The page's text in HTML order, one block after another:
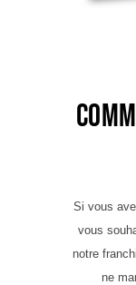
Si vous
vous
notre
ne